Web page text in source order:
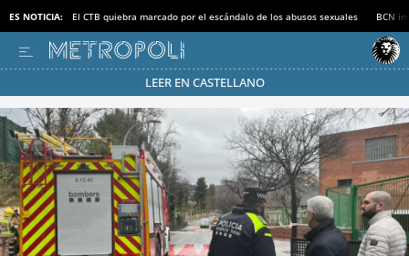
ES NOTICIA: El CTB quiebra marcado por el escándalo de los abusos sexuales BCN
LEER EN CASTELLANO
Pásate al MODO AHORRO